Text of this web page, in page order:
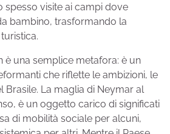
spesso visite ai campi dove
bambino, trasformando la
è una semplice metafora: è un
che riflette le ambizioni, le
Brasile. La maglia di Neymar al
è un oggetto carico di significati
di mobilità sociale per alcuni,